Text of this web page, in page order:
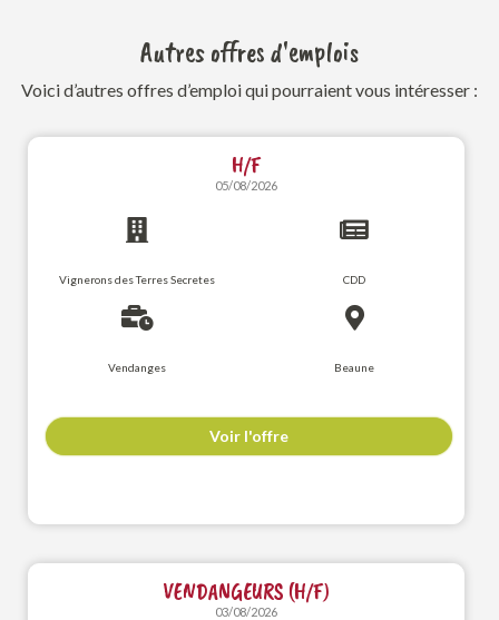
Autres offres d'emplois
Voici d’autres offres d’emploi qui pourraient vous intéresser :
H/F
05/08/2026
Vignerons des Terres Secretes CDD
Vendanges Beaune
Voir l'offre
VENDANGEURS (H/F)
03/08/2026